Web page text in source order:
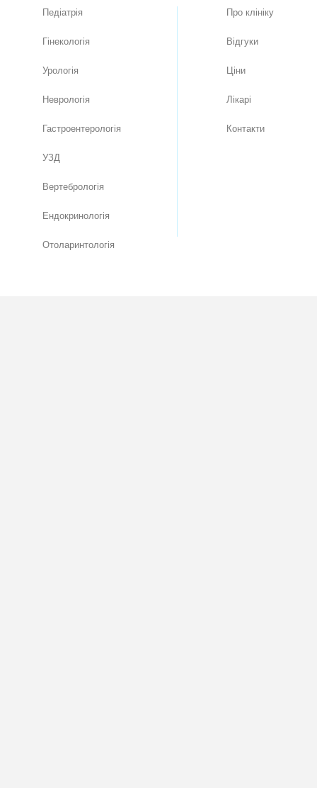
Педіатрія
Гінекологія
Урологія
Неврологія
Гастроентерологія
УЗД
Вертебрологія
Ендокринологія
Отоларинтологія
Про клiнiку
Вiдгуки
Цiни
Лікарі
Контакти